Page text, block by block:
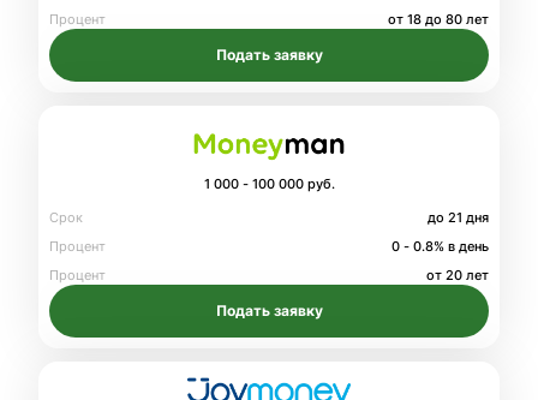
Процент
от 18 до 80 лет
Подать заявку
1 000 - 100 000 руб.
Срок
до 21 дня
Процент
0 - 0.8% в день
Процент
от 20 лет
Подать заявку